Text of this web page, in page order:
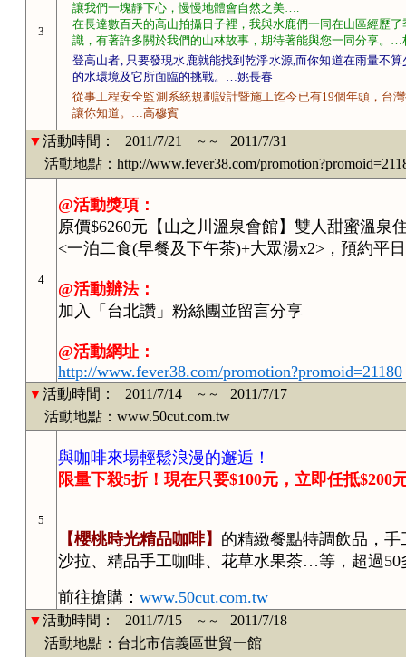
3
讓我們一塊靜下心，慢慢地體會自然之美….
在長達數百天的高山拍攝日子裡，我與水鹿們一同在山區經歷
識，有著許多關於我們的山林故事，期待著能與您一同分享。…
登高山者, 只要發現水鹿就能找到乾淨水源,而你知道在雨量不
的水環境及它所面臨的挑戰。…姚長春
從事工程安全監測系統規劃設計暨施工迄今已有19個年頭，台
讓你知道。…高穆賓
▼活動時間： 2011/7/21 ～～
2011/7/31
活動地點：http://www.fever38.com/
4
@活動獎項：
原價$6260元【山之川溫泉會館】雙人甜蜜溫泉
<一泊二食(早餐及下午茶)+大眾湯x2>，預約平
@活動辦法：
加入「 台北讚」粉絲團並留言分享
@活動網址：
http://www.fever38.com/promotion?promoid=21180
▼活動時間： 2011/7/14 ～～
2011/7/17
活動地點：www.50cut.com.tw
5
與咖啡來場輕鬆浪漫的邂逅！
限量下殺5折！現在只要$100元，立即任抵$200
【櫻桃時光精品咖啡】 的精緻餐點特調飲品，
沙拉、精品手工咖啡、花草水果茶…等，超過
前往搶購： www.50cut.com.tw
▼活動時間： 2011/7/15 ～～
2011/7/18
活動地點：台北市信義區世貿一館